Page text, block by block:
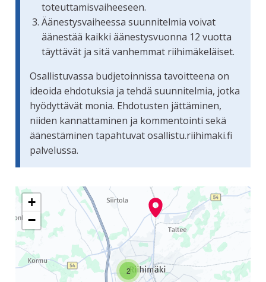
toteuttamisvaiheeseen.
Äänestysvaiheessa suunnitelmia voivat
äänestää kaikki äänestysvuonna 12 vuotta
täyttävät ja sitä vanhemmat riihimäkeläiset.
Osallistuvassa budjetoinnissa tavoitteena on
ideoida ehdotuksia ja tehdä suunnitelmia, jotka
hyödyttävät monia. Ehdotusten jättäminen,
niiden kannattaminen ja kommentointi sekä
äänestäminen tapahtuvat osallistu.riihimaki.fi
palvelussa.
Seuraavassa elementissä on kartta, joka esittää
2
+
−